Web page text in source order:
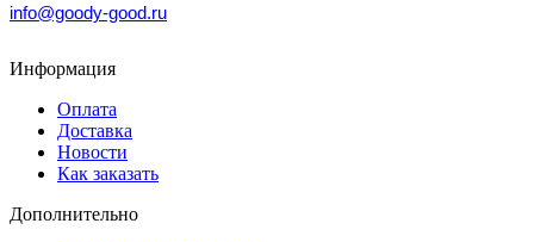
info@goody-good.ru
Информация
Оплата
Доставка
Новости
Как заказать
Дополнительно